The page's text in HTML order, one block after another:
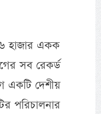
হাজার একক
সব রেকর্ড
একটি দেশীয়
পরিচালনার